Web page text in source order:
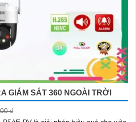
GIÁM SÁT 360 NGOÀI TRỜI
₫